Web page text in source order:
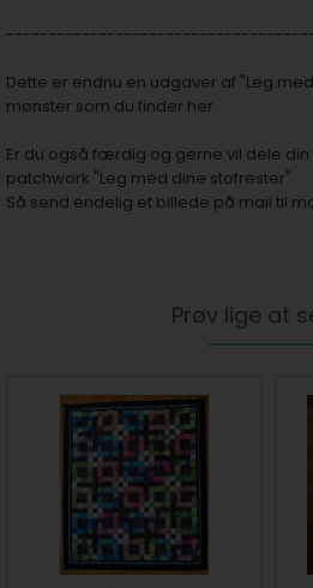
Dette er endnu en udgaver af "Leg
mønster som du finder her.
Er du også færdig og gerne vil dele din
patchwork "Leg med dine stofrester"
Så send endelig et billede på mail til
Prøv lige at